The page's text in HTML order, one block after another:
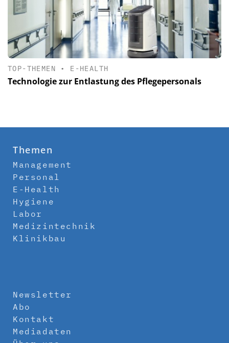
TOP-THEMEN • E-HEALTH
Technologie zur Entlastung des Pflegepersonals
Themen
Management
Personal
E-Health
Hygiene
Labor
Medizintechnik
Klinikbau
Newsletter
Abo
Kontakt
Mediadaten